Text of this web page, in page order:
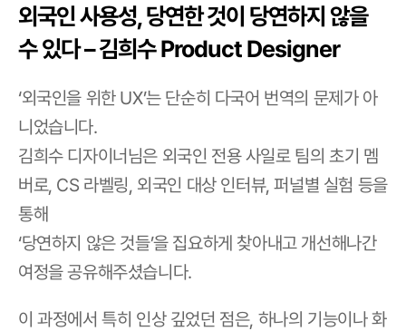
외국인 사용성, 당연한 것이 당연하지 않을
수 있다 – 김희수 Product Designer
‘외국인을 위한 UX’는 단순히 다국어 번역의 문제가 아
니었습니다.
김희수 디자이너님은 외국인 전용 사일로 팀의 초기 멤
버로, CS 라벨링, 외국인 대상 인터뷰, 퍼널별 실험 등을
통해
‘당연하지 않은 것들’을 집요하게 찾아내고 개선해나간
여정을 공유해주셨습니다.
이 과정에서 특히 인상 깊었던 점은, 하나의 기능이나 화